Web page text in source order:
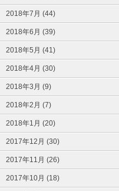
2018年7月 (44)
2018年6月 (39)
2018年5月 (41)
2018年4月 (30)
2018年3月 (9)
2018年2月 (7)
2018年1月 (20)
2017年12月 (30)
2017年11月 (26)
2017年10月 (18)